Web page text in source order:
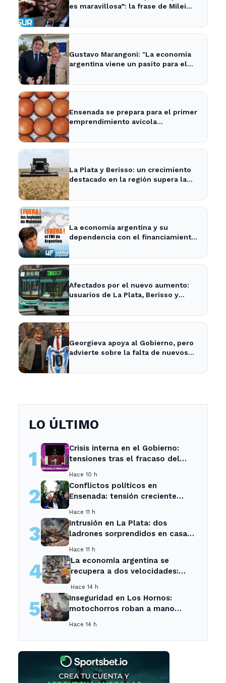
es maravillosa”: la frase de Milei
Gustavo Marangoni: "La economía
argentina viene un pasito para el
Ensenada se prepara para el primer
emprendimiento avícola
La Plata y Berisso: un crecimiento
destacado en la región supera la
La economía argentina y su
dependencia con el financiamiento
Afectados por el nuevo aumento:
usuarios de La Plata, Berisso y
Georgieva apoya al Gobierno, pero
advierte sobre la falta de nuevos
LO ÚLTIMO
1
Crisis interna en el Gobierno:
tensiones tras el fracaso del
Hace 10 h
2
Conflictos políticos en
Ensenada: tensión creciente
Hace 11 h
3
Intrusión en La Plata: dos
ladrones sorprendidos en casa
Hace 11 h
4
La economía argentina se
recupera a dos velocidades:
Neuquen Post
Hace 14 h
5
Inseguridad en Los Hornos:
motochorros roban a mano
Hace 14 h